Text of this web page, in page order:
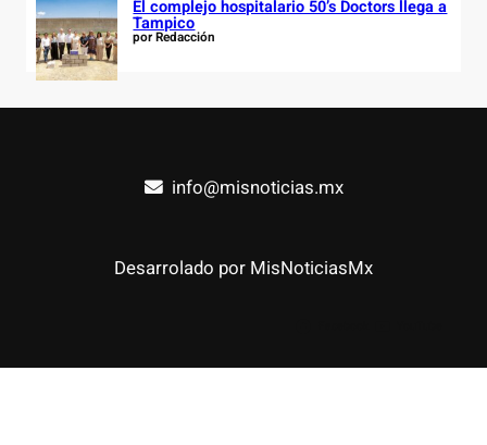
El complejo hospitalario 50’s Doctors llega a
Tampico
por Redacción
info@misnoticias.mx
Desarrolado por MisNoticiasMx